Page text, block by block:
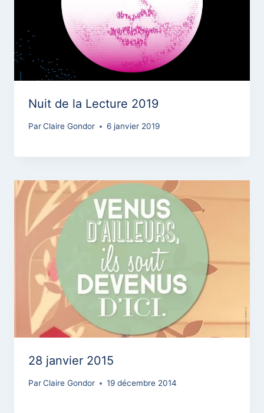
Nuit de la Lecture 2019
ParClaire Gondor 6 janvier 2019
28 janvier 2015
ParClaire Gondor 19 décembre 2014